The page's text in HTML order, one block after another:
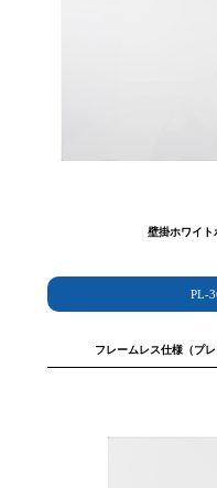
壁掛ホワイ
PL-
フレームレス仕様（プレ